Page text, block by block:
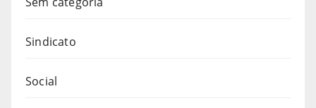
Sindicato
Social